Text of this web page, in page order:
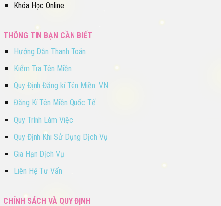
Khóa Học Online
THÔNG TIN BẠN CẦN BIẾT
Hướng Dẫn Thanh Toán
Kiểm Tra Tên Miền
Quy Định Đăng kí Tên Miền .VN
Đăng Kí Tên Miền Quốc Tế
Quy Trình Làm Việc
Quy Định Khi Sử Dụng Dịch Vụ
Gia Hạn Dịch Vụ
Liên Hệ Tư Vấn
CHÍNH SÁCH VÀ QUY ĐỊNH